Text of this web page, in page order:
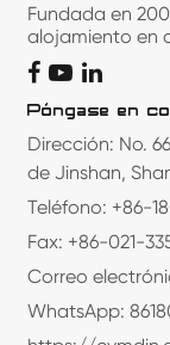
Fundada en
alojamiento en
Póngase en
Dirección: No.
de Jinshan,
Teléfono: +86-
Fax: +86-021-
Correo
WhatsApp: